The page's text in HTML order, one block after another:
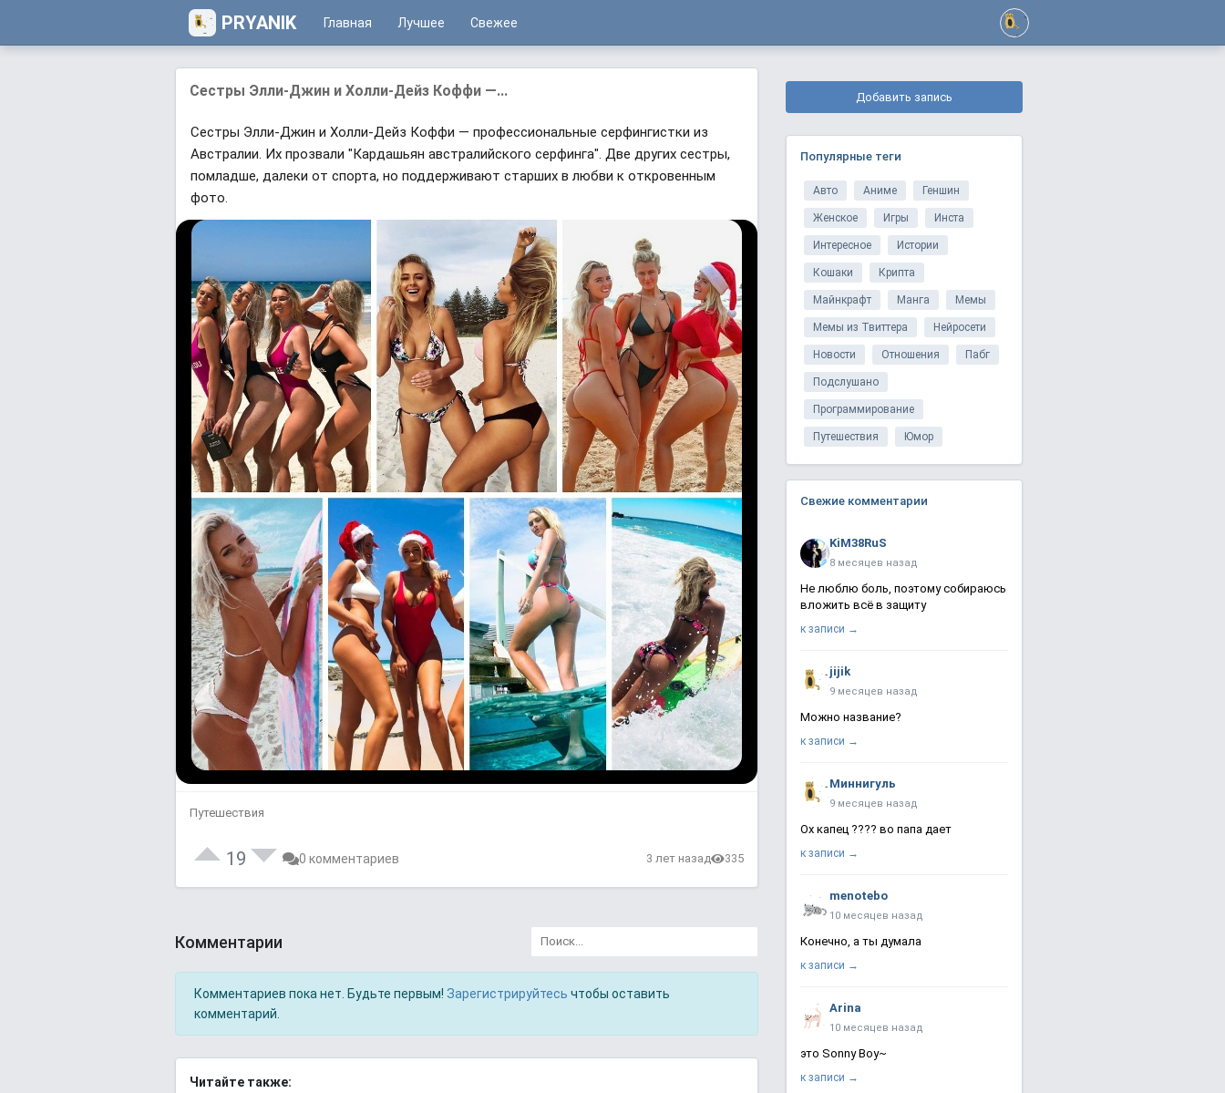
PRYANIK Главная Лучшее Свежее
Сестры Элли-Джин и Холли-Дейз Коффи —...
Сестры Элли-Джин и Холли-Дейз Коффи — профессиональные серфингистки из
Австралии. Их прозвали "Кардашьян австралийского серфинга". Две других сестры,
помладше, далеки от спорта, но поддерживают старших в любви к откровенным
фото.
Путешествия
19 0 комментариев 3 лет назад 335
Комментарии
Комментариев пока нет. Будьте первым! Зарегистрируйтесь чтобы оставить
комментарий.
Читайте также:
Добавить запись
Популярные теги
Авто Аниме Геншин
Женское Игры Инста
Интересное Истории
Кошаки Крипта
Майнкрафт Манга Мемы
Мемы из Твиттера Нейросети
Новости Отношения Пабг
Подслушано
Программирование
Путешествия Юмор
Свежие комментарии
KiM38RuS
8 месяцев назад
Не люблю боль, поэтому собираюсь
вложить всё в защиту
к записи →
jijik
9 месяцев назад
Можно название?
к записи →
Миннигуль
9 месяцев назад
Ох капец ???? во папа дает
к записи →
menotebo
10 месяцев назад
Конечно, а ты думала
к записи →
Arina
10 месяцев назад
это Sonny Boy~
к записи →